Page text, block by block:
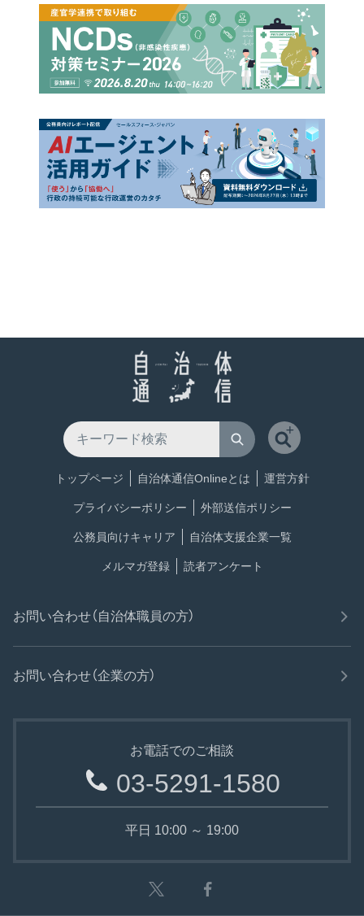
トップページ 自治体通信Onlineとは 運営方針
プライバシーポリシー 外部送信ポリシー
公務員向けキャリア 自治体支援企業一覧
メルマガ登録 読者アンケート
お問い合わせ（自治体職員の方）
お問い合わせ（企業の方）
お電話でのご相談
03-5291-1580
平日 10:00 ～ 19:00